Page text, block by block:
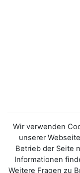
Wir verwenden
unserer
Betrieb der Seite
Informationen
Weitere Fragen zu